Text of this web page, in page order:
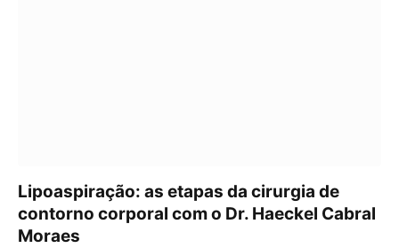
Lipoaspiração: as etapas da cirurgia de
contorno corporal com o Dr. Haeckel Cabral
Moraes